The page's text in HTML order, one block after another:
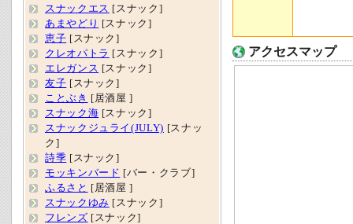
アクセスマップ
スナックエス [スナック]
あまやどり
[スナック]
恵子 [スナック]
クレオパトラ [スナック]
エレガンス [スナック]
友子 [スナック]
ことぶき
[居酒屋 ]
スナック海 [スナック]
スナックジュライ(JULY) [スナッ
ク]
詩季 [スナック]
モッキンバード [バー・クラブ]
ふるさと
[居酒屋 ]
スナックゆみ [スナック]
フレンズ [スナック]